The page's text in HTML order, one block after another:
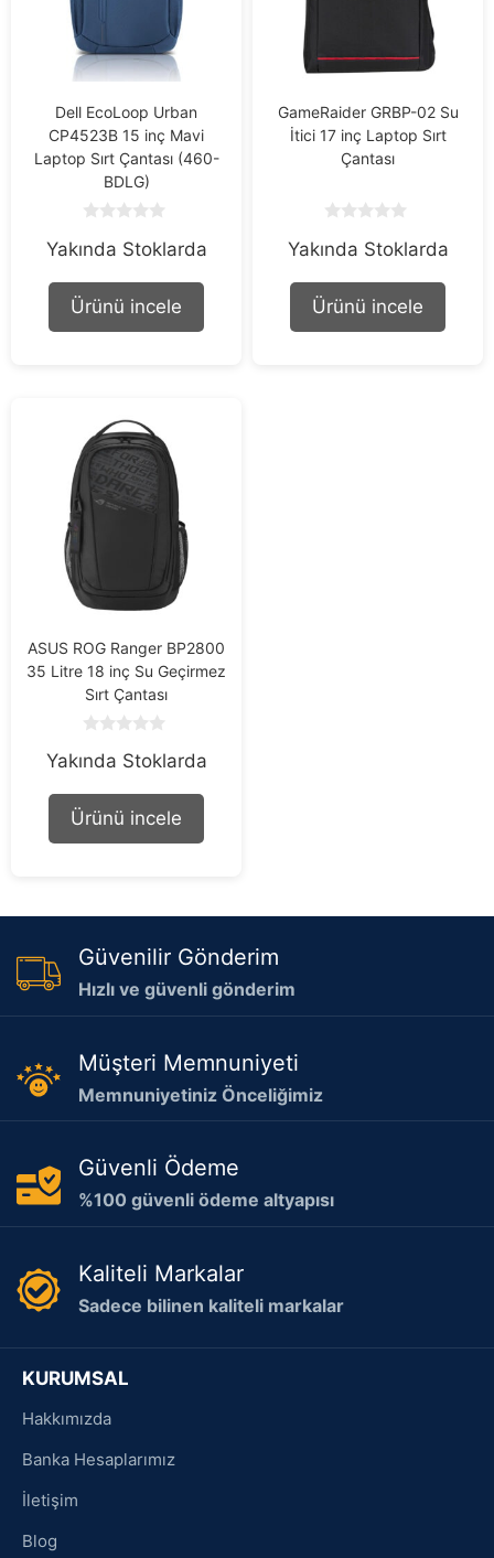
Dell EcoLoop Urban
CP4523B 15 inç Mavi
Laptop Sırt Çantası (460-
BDLG)
o
t
f
Yakında Stoklarda
Ürünü incele
GameRaider GRBP-02 Su
İtici 17 inç Laptop Sırt
Çantası
o
t
f
Yakında Stoklarda
Ürünü incele
ASUS ROG Ranger BP2800
35 Litre 18 inç Su Geçirmez
Sırt Çantası
o
t
f
Yakında Stoklarda
Ürünü incele
Güvenilir Gönderim
Hızlı ve güvenli gönderim
Müşteri Memnuniyeti
Memnuniyetiniz Önceliğimiz
Güvenli Ödeme
%100 güvenli ödeme altyapısı
Kaliteli Markalar
Sadece bilinen kaliteli markalar
KURUMSAL
Hakkımızda
Banka Hesaplarımız
İletişim
Blog